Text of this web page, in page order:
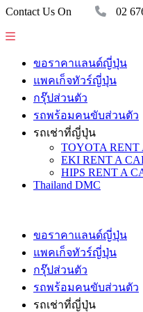
Contact Us On 02
ขอราคาแลนด์ญี่ปุ่น
แพคเก็จทัวร์ญี่ปุ่น
กรุ๊ปส่วนตัว
รถพร้อมคนขับส่วนตัว
รถเช่าที่ญี่ปุ่น
TOYOTA RENT
EKI RENT A
HIPS RENT A
Thailand DMC
ขอราคาแลนด์ญี่ปุ่น
แพคเก็จทัวร์ญี่ปุ่น
กรุ๊ปส่วนตัว
รถพร้อมคนขับส่วนตัว
รถเช่าที่ญี่ปุ่น